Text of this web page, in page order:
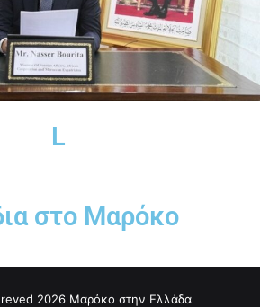
L
στο Μαρόκο
2026 Μαρόκο στην Ελλάδα